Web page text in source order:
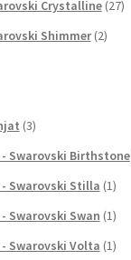
Crystalline (27)
Shimmer (2)
(3)
Swarovski Birthstone
Swarovski Stilla (1)
Swarovski Swan (1)
Swarovski Volta (1)